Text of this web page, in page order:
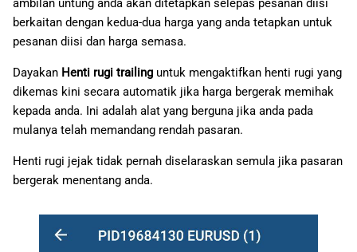
ambilan untung anda akan ditetapkan selepas pesanan diisi
berkaitan dengan kedua-dua harga yang anda tetapkan untuk
pesanan diisi dan harga semasa.
Dayakan Henti rugi trailing untuk mengaktifkan henti rugi yang
dikemas kini secara automatik jika harga bergerak memihak
kepada anda. Ini adalah alat yang berguna jika anda pada
mulanya telah memandang rendah pasaran.
Henti rugi jejak tidak pernah diselaraskan semula jika pasaran
bergerak menentang anda.